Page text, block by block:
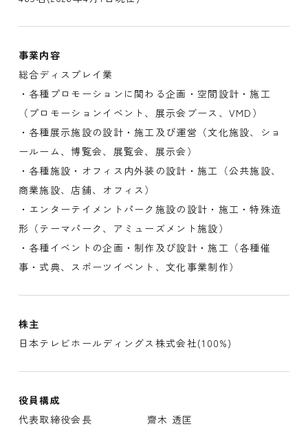
事業内容
総合ディスプレイ業
・各種プロモーションに関わる企画・空間設計・施工
（プロモーションイベント、展示会ブース、VMD）
・各種展示施設の設計・施工及び運営（文化施設、ショ
ールーム、博覧会、展覧会、展示会）
・各種施設・オフィス内外装の設計・施工（公共施設、
商業施設、店舗、オフィス）
・エンターテイメントパーク施設の設計・施工・特殊造
形（テーマパーク、アミューズメント施設）
・各種イベントの企画・制作及び設計・施工（各種催
事・式典、スポーツイベント、文化事業制作）
株主
日本テレビホールディングス株式会社(100%)
役員構成
代表取締役会長
齋木 透匡